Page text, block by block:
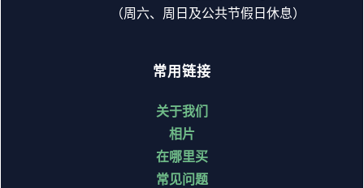
（周六、周日及公共节假日休息）
常用链接
关于我们
相片
在哪里买
常见问题